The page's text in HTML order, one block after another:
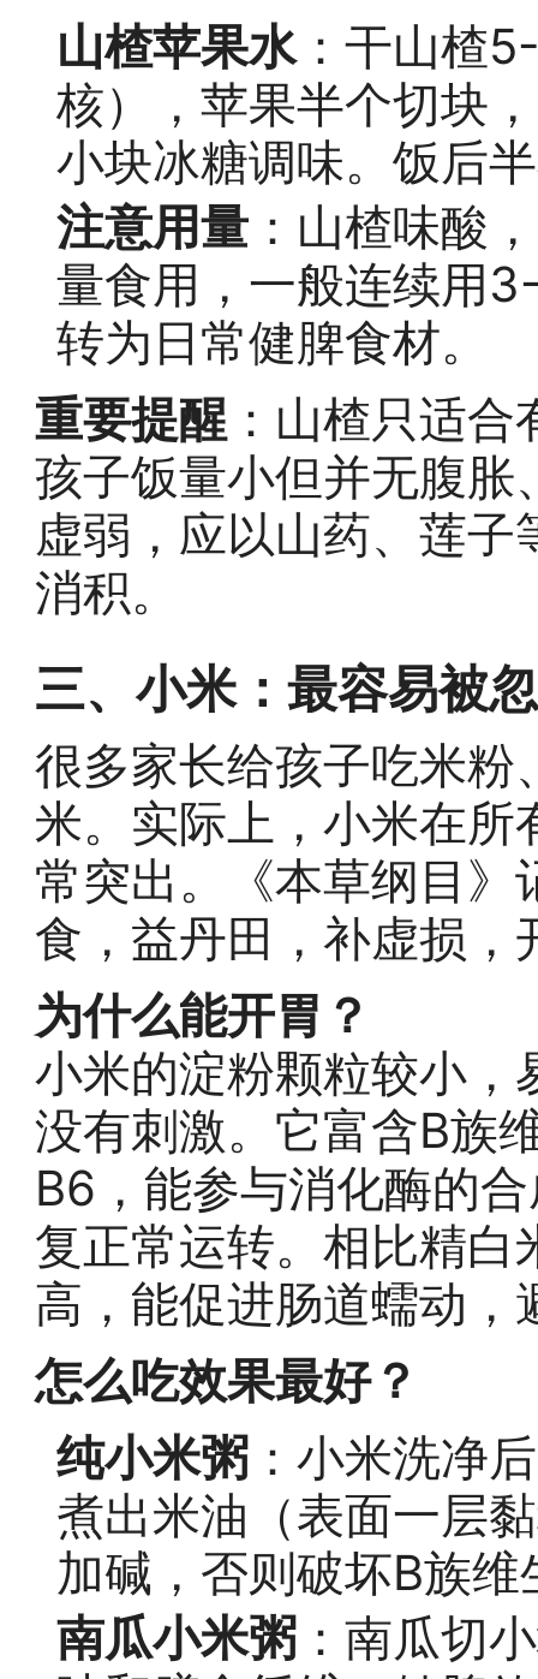
山楂苹果水：干山楂
核），苹果半个切块
小块冰糖调味。饭后
注意用量 ：山楂味酸
量食用，一般连续用
转为日常健脾食材。
重要提醒 ：山楂只适
孩子饭量小但并无腹
虚弱，应以山药、莲
消积。
三、小米：最容易被
很多家长给孩子吃米
米。实际上，小米在所
常突出。《本草纲目》
食，益丹田，补虚损，
为什么能开胃？
小米的淀粉颗粒较小
没有刺激。它富含B族
B6，能参与消化酶的
复正常运转。相比精
高，能促进肠道蠕动，
怎么吃效果最好？
纯小米粥 ：小米洗净
煮出米油（表面一层
加碱，否则破坏B族维
南瓜小米粥 ：南瓜切